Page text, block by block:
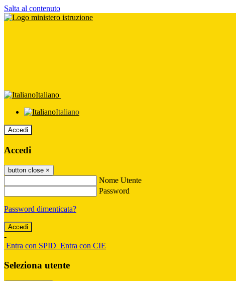
Salta al contenuto
Italiano
Italiano
Accedi
Accedi
button close ×
Nome Utente
Password
Password dimenticata?
-
Entra con SPID Entra con CIE
Seleziona utente